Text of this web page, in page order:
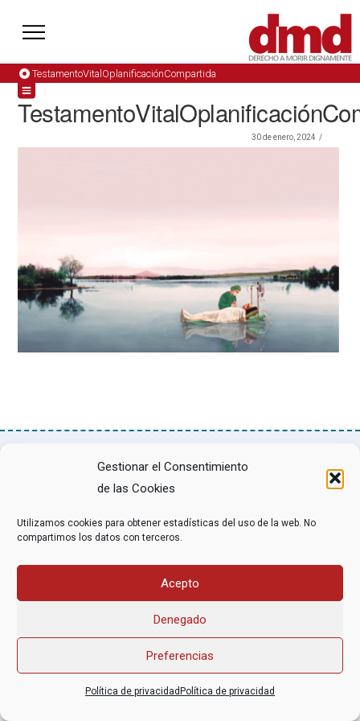
Gestionar el Consentimiento
de las Cookies
Utilizamos cookies para obtener estadísticas del uso de la web. No
compartimos los datos con terceros.
Acepto
Denegado
Preferencias
Política de privacidad Política de privacidad
TestamentoVitalOplanificaciónCompartida
30 de enero, 2024
informacion@derechoamorir.org